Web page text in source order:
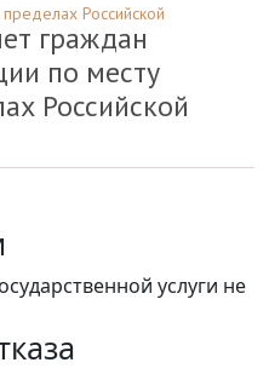
Российской
граждан
по месту
Российской
услуги не